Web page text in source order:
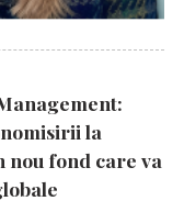
la
fond care va